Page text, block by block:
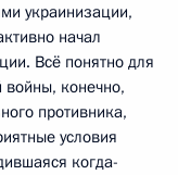
украинизации,
начал
Всё понятно для
войны, конечно,
противника,
условия
когда-